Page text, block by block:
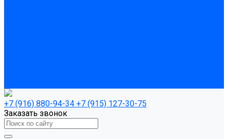
+7 (916) 880-94-34 +7 (915) 127-30-75
Заказать звонок